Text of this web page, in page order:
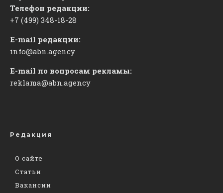
Телефон редакции:
+7 (499) 348-18-28
E-mail редакции:
info@abn.agency
E-mail по вопросам рекламы:
reklama@abn.agency
Редакция
О сайте
Статьи
Вакансии